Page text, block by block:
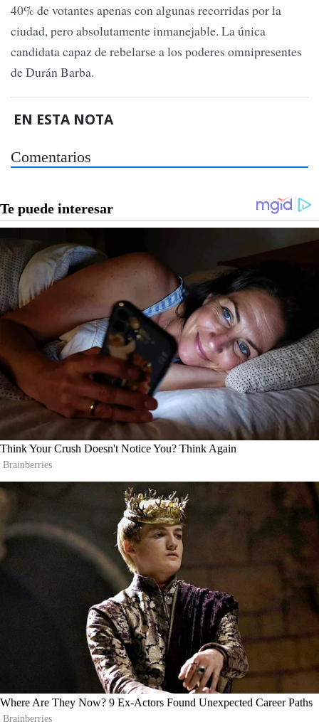
40% de votantes apenas con algunas recorridas por la
ciudad, pero absolutamente inmanejable. La única
candidata capaz de rebelarse a los poderes omnipresentes
de Durán Barba.
EN ESTA NOTA
Comentarios